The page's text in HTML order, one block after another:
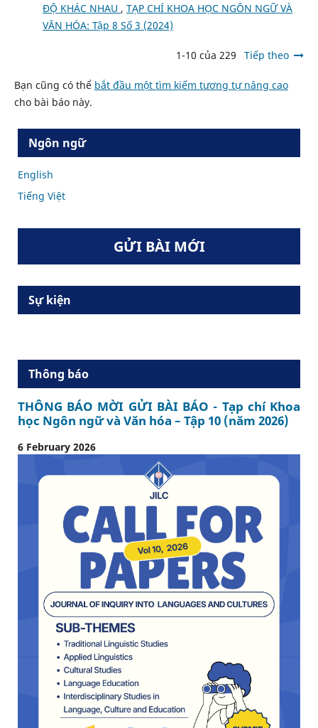
ĐỘ KHÁC NHAU , TẠP CHÍ KHOA HỌC NGÔN NGỮ VÀ
VĂN HÓA: Tập 8 Số 3 (2024)
1-10 của 229 Tiếp theo
Bạn cũng có thể bắt đầu một tìm kiếm tương tự nâng cao
cho bài báo này.
Ngôn ngữ
English
Tiếng Việt
GỬI BÀI MỚI
Sự kiện
Thông báo
THÔNG BÁO MỜI GỬI BÀI BÁO - Tạp chí Khoa
học Ngôn ngữ và Văn hóa – Tập 10 (năm 2026)
6 February 2026